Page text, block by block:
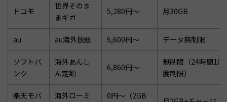
ドコモ
世界そのま
まギガ
5,280円〜 月30GB
au au海外放題 5,600円〜 データ無制限
ソフトバ
ンク
海外あんし
ん定額
6,860円〜
無制限（24時間
度制限）
楽天モバ
海外ローミ
0円〜（2GB